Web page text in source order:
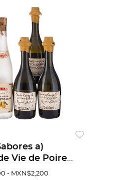
a)
Vie de Poire
Piezas 3. b)
- MXN$2,200